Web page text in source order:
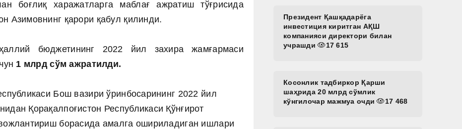
боғлиқ харажатларга маблағ ажратиш тўғрисида
Азимовнинг қарори қабул қилинди.
бюджетининг 2022 йил захира жамғармаси
1 млрд сўм ажратилди.
Бош вазири ўринбосарининг 2022 йил
Қорақалпоғистон Республикаси Қўнғирот
борасида амалга ошириладиган ишлари
Президент Қашқадарёга
инвестиция киритган АҚШ
компанияси директори билан
учрашди
17 615
Косонлик тадбиркор Қарши
шаҳрида 20 млрд сўмлик
кўнгилочар мажмуа очди
17 468